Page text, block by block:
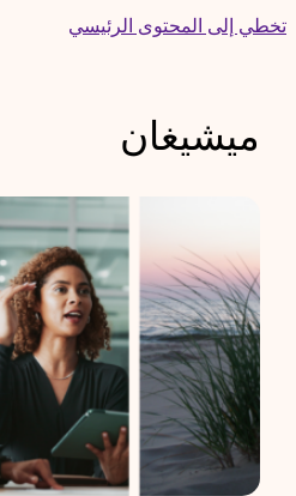
Skip
تخطي إلى المحتوى الرئيسي
ميشيغان